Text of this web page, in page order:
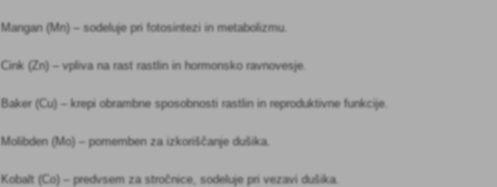
Mangan (Mn) – sodeluje pri fotosintezi in metabolizmu.
Cink (Zn) – vpliva na rast rastlin in hormonsko ravnovesje.
Baker (Cu) – krepi obrambne sposobnosti rastlin in reproduktivne funkcije.
Molibden (Mo) – pomemben za izkoriščanje dušika.
Kobalt (Co) – predvsem za stročnice, sodeluje pri vezavi dušika.